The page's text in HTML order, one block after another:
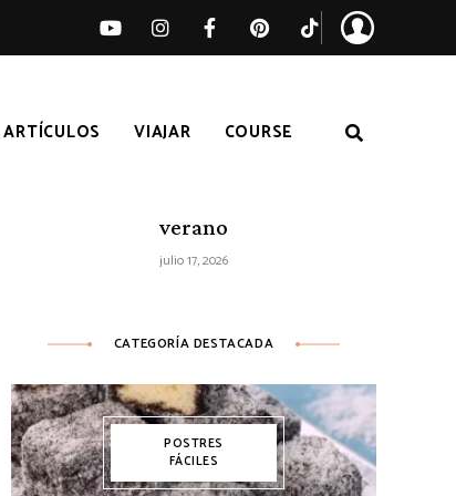
ARTÍCULOS VIAJAR COURSE
verano
julio 17, 2026
CATEGORÍA DESTACADA
POSTRES
FÁCILES